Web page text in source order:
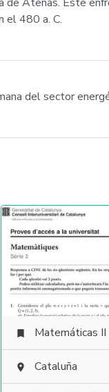
el 480 a. C.
del sector
 Matemáticas II
 Cataluña